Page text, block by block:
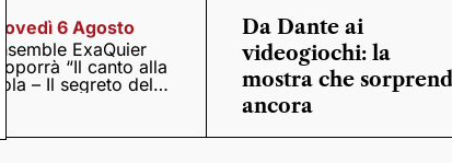
6 Agosto
ExaQuier
“Il canto alla
– Il segreto del
Da Dante ai
videogiochi: la
mostra che
ancora